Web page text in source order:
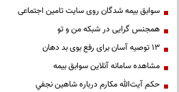
سوابق بیمه شدگان روی سایت تامین اجتماعی
همجنس گرایی در شبکه من و تو
13 توصیه آسان برای رفع بوی بد دهان
مشاهده سامانه آنلاين سوابق بیمه
حكم آيت‌الله مكارم درباره شاهين نجفي